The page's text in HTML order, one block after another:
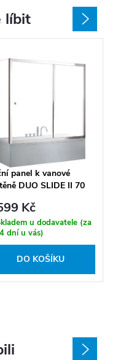
líbit
panel k vanové
DUO SLIDE II 70
Kč
u dodavatele (za
dní u vás)
DO KOŠÍKU